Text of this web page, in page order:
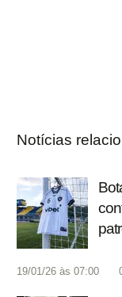
Notícias
19/01/26 às 07:00